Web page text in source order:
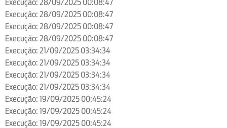
Execução: 28/09/2025 00:08:47
Execução: 28/09/2025 00:08:47
Execução: 28/09/2025 00:08:47
Execução: 28/09/2025 00:08:47
Execução: 21/09/2025 03:34:34
Execução: 21/09/2025 03:34:34
Execução: 21/09/2025 03:34:34
Execução: 21/09/2025 03:34:34
Execução: 19/09/2025 00:45:24
Execução: 19/09/2025 00:45:24
Execução: 19/09/2025 00:45:24